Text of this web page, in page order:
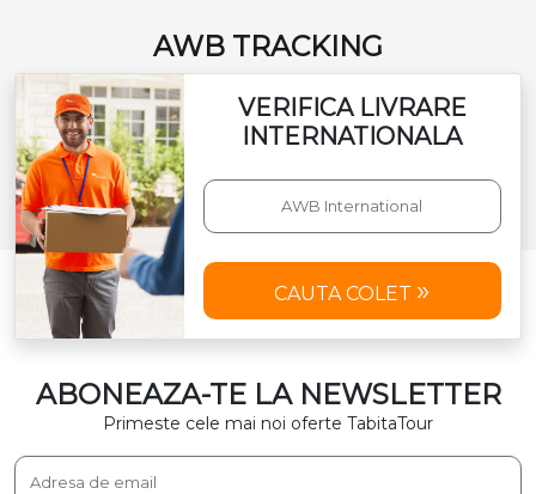
AWB TRACKING
VERIFICA LIVRARE
INTERNATIONALA
CAUTA COLET
ABONEAZA-TE LA NEWSLETTER
Primeste cele mai noi oferte TabitaTour